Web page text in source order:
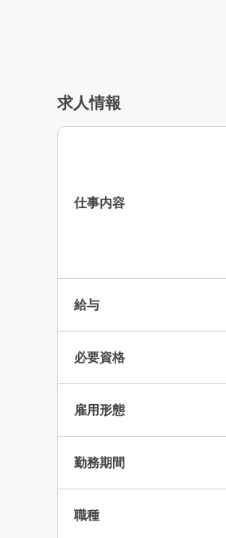
求人情報
仕事内容
給与
必要資格
雇用形態
勤務期間
職種